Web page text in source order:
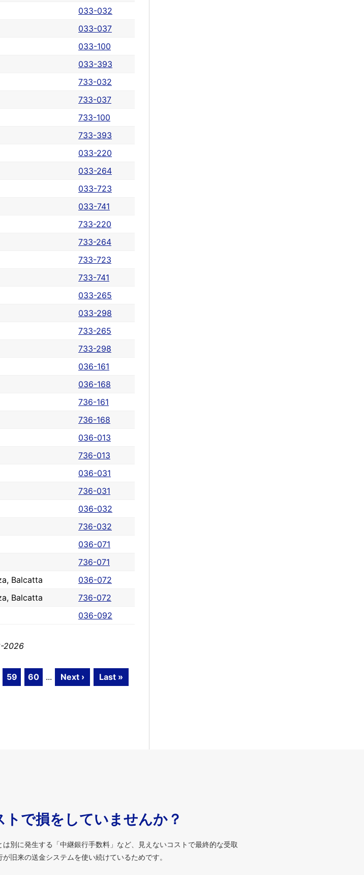
033-032
033-037
033-100
033-393
733-032
733-037
733-100
733-393
033-220
033-264
033-723
033-741
733-220
733-264
733-723
733-741
033-265
033-298
733-265
733-298
036-161
036-168
736-161
736-168
036-013
736-013
036-031
736-031
036-032
736-032
036-071
736-071
Balcatta
036-072
Balcatta
736-072
036-092
2026
59 60 ... Next › Last »
で損をしていませんか？
別に発生する「中継銀行手数料」など、見えないコストで最終的な受取
旧来の送金システムを使い続けているためです。